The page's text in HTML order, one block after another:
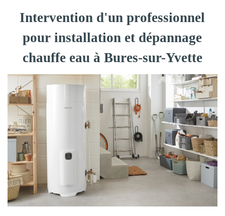
Intervention d'un professionnel
pour installation et dépannage
chauffe eau à Bures-sur-Yvette